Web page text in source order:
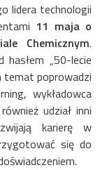
lidera technologii
11 maja o
Chemicznym.
hasłem „50-lecie
temat poprowadzi
wykładowca
udział inni
karierę w
się do